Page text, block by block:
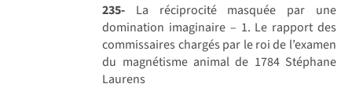
235- La réciprocité masquée par une
domination imaginaire – 1. Le rapport des
commissaires chargés par le roi de l’examen
du magnétisme animal de 1784 Stéphane
Laurens